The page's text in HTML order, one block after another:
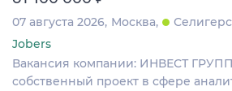
07 августа 2026 Москва
Jobers
Вакансия компании: ИНВЕСТ
собственный проект в сфере